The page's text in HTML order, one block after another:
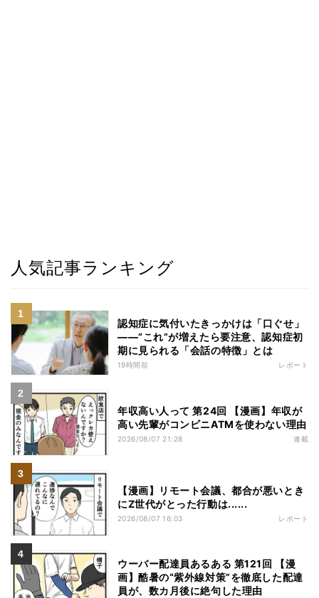
人気記事ランキング
認知症に気付いたきっかけは「口ぐせ」
――“これ”が増えたら要注意、認知症初
期に見られる「会話の特徴」とは
19時間前 レポート
年収高い人って 第24回 【漫画】年収が
高い先輩がコンビニATMを使わない理由
2026/08/07 21:28 連載
【漫画】リモート会議、都合が悪いとき
にZ世代がとった行動は......
2026/08/07 16:03 レポート
ウーバー配達員あるある 第121回 【漫
画】酷暑の“紫外線対策”を徹底した配達
員が、数カ月後に絶句した理由